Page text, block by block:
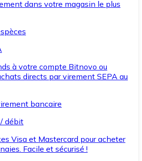
dans votre magasin le plus
à votre compte Bitnovo ou
directs par virement SEPA au
bancaire
débit
Visa et Mastercard pour acheter
Facile et sécurisé !